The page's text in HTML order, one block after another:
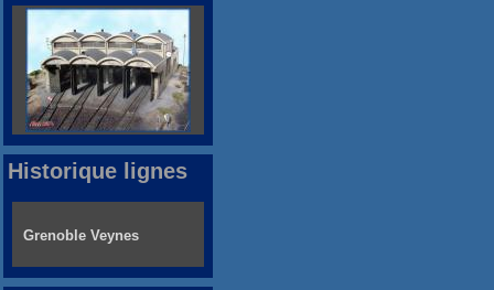
Historique lignes
Grenoble Veynes